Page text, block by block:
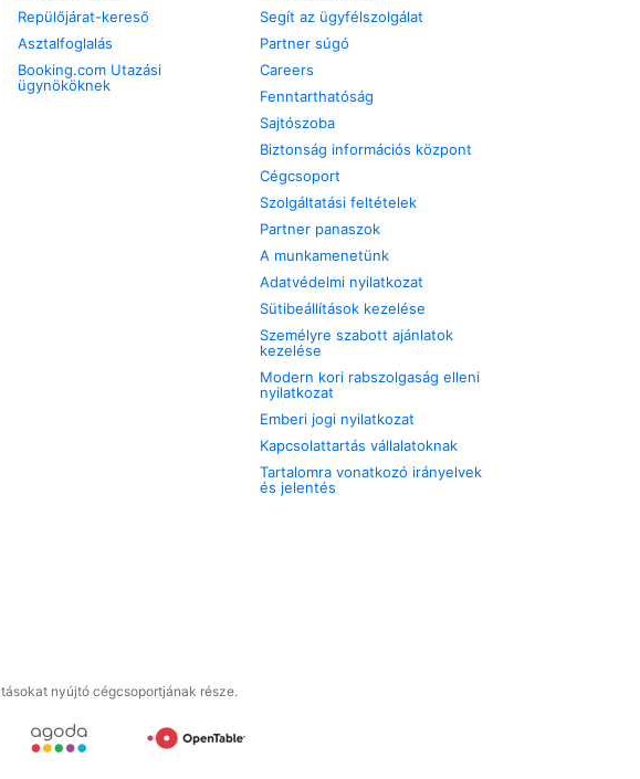
Repülőjárat-kereső
Asztalfoglalás
Booking.com Utazási
ügynököknek
Segít az ügyfélszolgálat
Partner súgó
Careers
Fenntarthatóság
Sajtószoba
Biztonság információs központ
Cégcsoport
Szolgáltatási feltételek
Partner panaszok
A munkamenetünk
Adatvédelmi nyilatkozat
Sütibeállítások kezelése
Személyre szabott ajánlatok
kezelése
Modern kori rabszolgaság elleni
nyilatkozat
Emberi jogi nyilatkozat
Kapcsolattartás vállalatoknak
Tartalomra vonatkozó irányelvek
és jelentés
nyújtó cégcsoportjának része.